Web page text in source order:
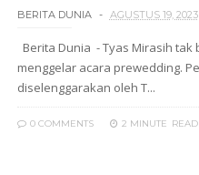
BERITA DUNIA AGUSTUS 19, 2023
Berita Dunia - Tyas Mirasih
menggelar acara prewedding.
diselenggarakan oleh T...
0 COMMENTS 2 MINUTE READ